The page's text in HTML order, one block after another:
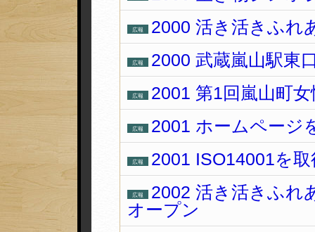
広報 2000 活き活きふれ
広報 2000 武蔵嵐山駅東
広報 2001 第1回嵐山町
広報 2001 ホームページ
広報 2001 ISO14001を
広報
2002 活き活きふれ
オープン